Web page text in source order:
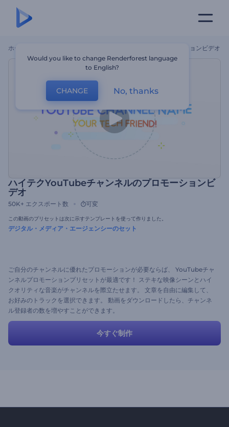
ホーム ハイテクYouTubeチャンネルのプロモーションビデオ
ハイテクYouTubeチャンネルのプロモーションビ
デオ
50K+ エクスポート数 可変
この動画のプリセットは次に示すテンプレートを使って作りました。
デジタル・メディア・エージェンシーのセット
ご自分のチャンネルに優れたプロモーションが必要ならば、 YouTubeチャ
ンネルプロモーションプリセットが最適です！ ステキな映像シーンとハイ
クオリティな音楽がチャンネルを際立たせます。 文章を自由に編集して、
お好みのトラックを選択できます。 動画をダウンロードしたら、チャンネ
ル登録者の数を増やすことができます。
今すぐ制作
Would you like to change Renderforest language
to English?
CHANGE No, thanks